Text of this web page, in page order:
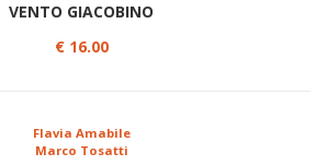
VENTO GIACOBINO
€ 16.00
Flavia Amabile
Marco Tosatti